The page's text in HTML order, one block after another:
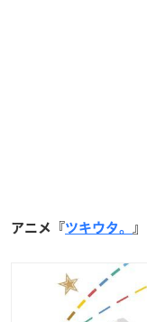
アニメ『ツキウタ。 』